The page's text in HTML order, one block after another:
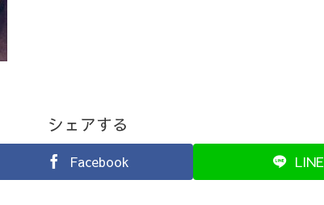
シェアする
Facebook LINE